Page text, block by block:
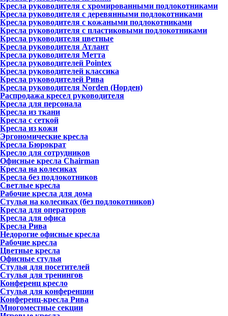
Кресла руководителя с хромированными подлокотниками
Кресла руководителя с деревянными подлокотниками
Кресла руководителя с кожаными подлокотниками
Кресла руководителя с пластиковыми подлокотниками
Кресла руководителя цветные
Кресла руководителя Атлант
Кресла рyководителя Метта
Кресла руководителей Pointex
Кресла руководителей классика
Кресла руководителей Рива
Кресла руководителя Norden (Норден)
Распродажа кресел руководителя
Кресла для персонала
Кресла из ткани
Кресла с сеткой
Кресла из кожи
Эргономические кресла
Кресла Бюрократ
Кресло для сотрудников
Офисные кресла Chairman
Кресла на колесиках
Кресла без подлокотников
Светлые кресла
Рабочие кресла для дома
Стулья на колесиках (без подлокотников)
Кресла для операторов
Кресла для офиса
Кресла Рива
Недорогие офисные кресла
Рабочие кресла
Цветные кресла
Офисные стулья
Стулья для посетителей
Стулья для тренингов
Конференц кресло
Стулья для конференции
Конференц-кресла Рива
Многоместные секции